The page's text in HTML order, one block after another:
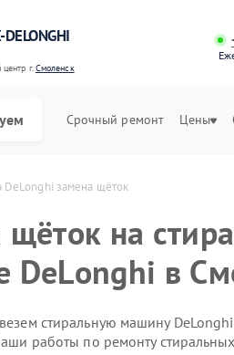
DELONGHI
г.Смоленск
Срочный ремонт Цены
DeLonghi замена щёток
на
DeLonghi в
стиральную машину
работы по ремонту